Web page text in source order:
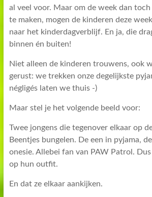
al veel voor. Maar om de week dan toch
te maken, mogen de kinderen deze
naar het kinderdagverblijf. En ja, die
binnen én buiten!
Niet alleen de kinderen trouwens, ook
gerust: we trekken onze degelijkste
négligés laten we thuis -)
Maar stel je het volgende beeld voor:
Twee jongens die tegenover elkaar op
Beentjes bungelen. De een in pyjama,
onesie. Allebei fan van PAW Patrol. Dus
op hun outfit.
En dat ze elkaar aankijken.